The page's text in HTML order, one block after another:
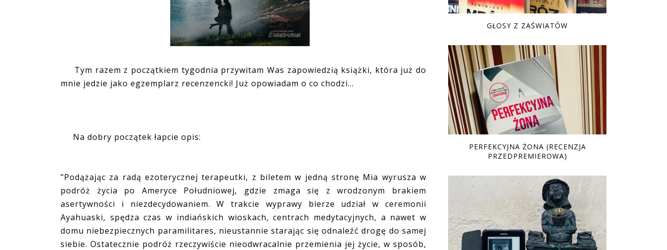
Tym razem z początkiem tygodnia przywitam Was zapowiedzią książki, która już do
mnie jedzie jako egzemplarz recenzencki! Już opowiadam o co chodzi...
Na dobry początek łapcie opis:
"Podążając za radą ezoterycznej terapeutki, z biletem w jedną stronę Mia wyrusza w
podróż życia po Ameryce Południowej, gdzie zmaga się z wrodzonym brakiem
asertywności i niezdecydowaniem. W trakcie wyprawy bierze udział w ceremonii
Ayahuaski, spędza czas w indiańskich wioskach, centrach medytacyjnych, a nawet w
domu niebezpiecznych paramilitares, nieustannie starając się odnaleźć drogę do samej
siebie. Ostatecznie podróż rzeczywiście nieodwracalnie przemienia jej życie, w sposób,
GŁOSY Z ZAŚWIATÓW
PERFEKCYJNA ŻONA (RECENZJA
PRZEDPREMIEROWA)